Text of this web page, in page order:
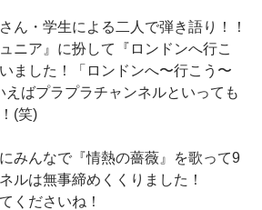
ん・学生による二人で弾き語り！！
ニア』に扮して『ロンドンへ行こ
ました！「ロンドンへ〜行こう〜
えばプラプラチャンネルといっても
(笑)
みんなで『情熱の薔薇』を歌って9
ルは無事締めくくりました！
くださいね！